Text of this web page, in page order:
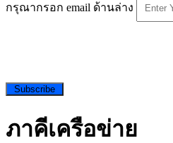
กรุณากรอก email ด้านล่าง
Subscribe
ภาคีเครือข่าย